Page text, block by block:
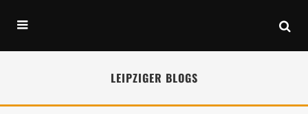
LEIPZIGER BLOGS